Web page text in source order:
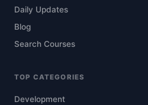
Daily Updates
Blog
Search Courses
TOP CATEGORIES
Development